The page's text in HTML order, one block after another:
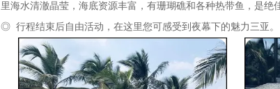
里海水清澈晶莹，海底资源丰富，有珊瑚礁和各种热带鱼，是绝
◎ 行程结束后自由活动，在这里您可感受到夜幕下的魅力三亚。